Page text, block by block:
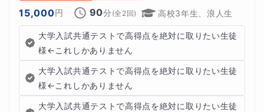
15,000円 90分 (全 2回) 高校3年生、浪人生
大学入試共通テストで高得点を絶対に取りたい生徒
様←これしかありません
大学入試共通テストで高得点を絶対に取りたい生徒
様←これしかありません
大学入試共通テストで高得点を絶対に取りたい生徒